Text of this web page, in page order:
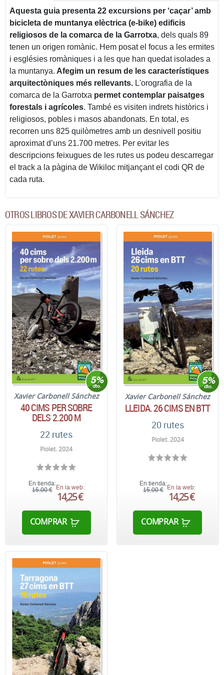
Aquesta guia presenta 22 excursions per ‘caçar’ amb
bicicleta de muntanya elèctrica (e-bike) edificis
religiosos de la comarca de la Garrotxa, dels quals 89
tenen un origen romànic. Hem posat el focus a les ermites
i esglésies romàniques i a les que han quedat isolades a
la muntanya. Afegim un resum de les característiques
arquitectòniques més rellevants. L'orografia de la
comarca de la Garrotxa permet contemplar paisatges
forestals i agrícoles. També es visiten indrets històrics i
religiosos, pobles i masos abandonats. En total, es
recorren uns 825 quilòmetres amb un desnivell positiu
aproximat d’uns 21.700 metres. Per evitar les
descripcions feixugues de les rutes us podeu descarregar
el track a la pàgina de Wikiloc mitjançant el codi QR de
cada ruta.
OTROS LIBROS DE XAVIER CARBONELL SÁNCHEZ
Xavier Carbonell Sánchez
40 CIMS PER SOBRE
DELS 2.200 M
22 rutes
Piolet. 2024
En tienda:
15,00 € En la web:
14,25 €
COMPRAR
Xavier Carbonell Sánchez
LLEIDA. 26 CIMS EN BTT
20 rutes
Piolet. 2024
En tienda:
15,00 € En la web:
14,25 €
COMPRAR